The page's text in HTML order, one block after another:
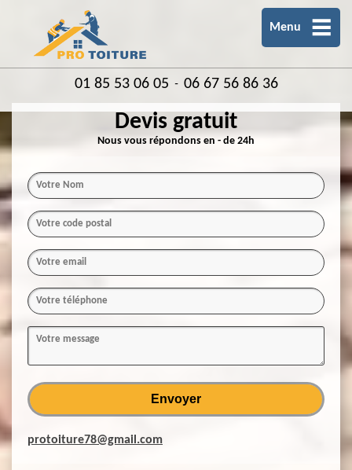
Menu
01 85 53 06 05 - 06 67 56 86 36
Devis gratuit
Nous vous répondons en - de 24h
protoiture78@gmail.com